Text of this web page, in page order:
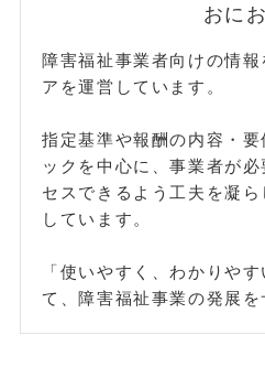
おに
障害福祉事業者向けの情
アを運営しています。
指定基準や報酬の内容・
ックを中心に、事業者が
セスできるよう工夫を凝
しています。
「使いやすく、わかりや
て、障害福祉事業の発展を